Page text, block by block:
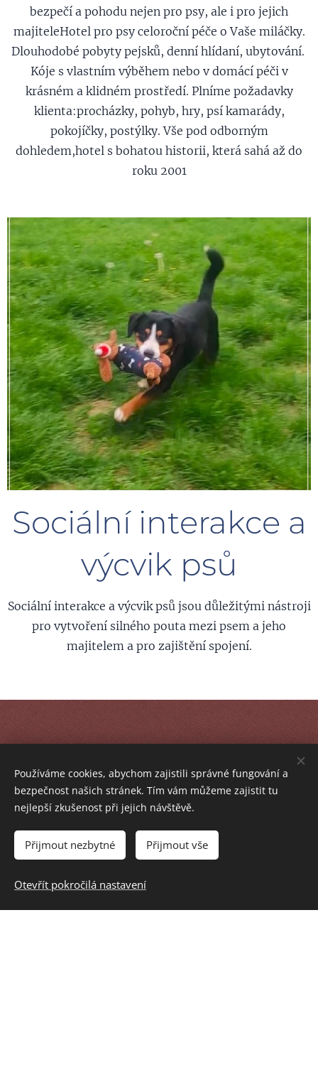
bezpečí a pohodu nejen pro psy, ale i pro jejich
majiteleHotel pro psy celoroční péče o Vaše miláčky.
Dlouhodobé pobyty pejsků, denní hlídaní, ubytování.
Kóje s vlastním výběhem nebo v domácí péči v
krásném a klidném prostředí. Plníme požadavky
klienta:procházky, pohyb, hry, psí kamarády,
pokojíčky, postýlky. Vše pod odborným
dohledem,hotel s bohatou historii, která sahá až do
roku 2001
Sociální interakce a
výcvik psů
Sociální interakce a výcvik psů jsou důležitými nástroji
pro vytvoření silného pouta mezi psem a jeho
majitelem a pro zajištění spojení.
Rezervace
Rezervovat
Ceník
Používáme cookies, abychom zajistili správné fungování a
bezpečnost našich stránek. Tím vám můžeme zajistit tu
nejlepší zkušenost při jejich návštěvě.
Přijmout nezbytné Přijmout vše
Otevřít pokročilá nastavení